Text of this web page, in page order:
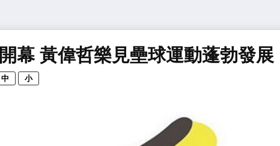
幕 黃偉哲樂見壘球運動蓬勃發展
中 小